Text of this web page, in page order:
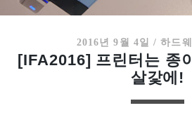
2016년 9월 4일 /하드
[IFA2016] 프린터는 종
살갗에!